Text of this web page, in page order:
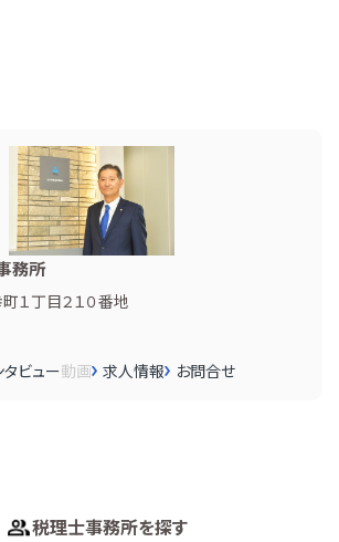
務所
１丁目２１０番地
タビュー動画 求人情報 お問合せ
税理士事務所を探す